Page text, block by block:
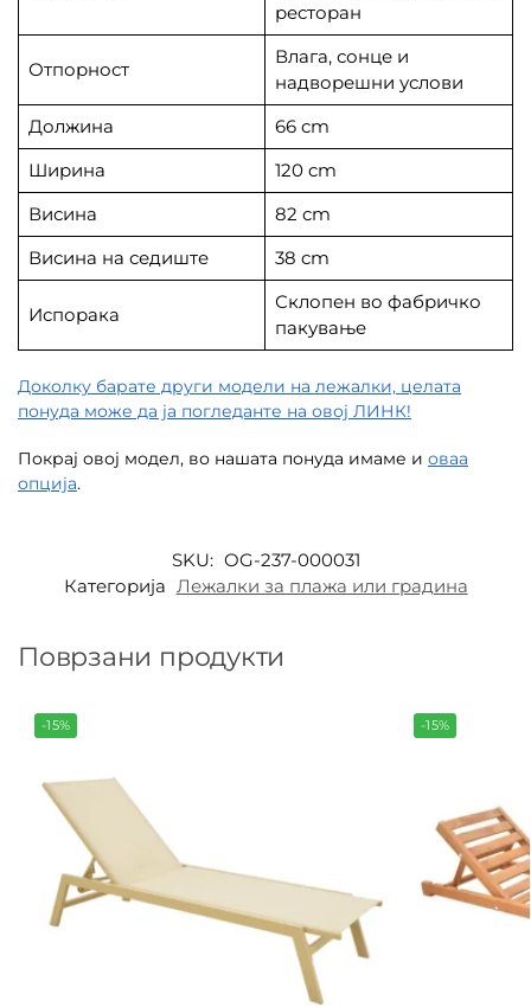
ресторан
Отпорност
Влага, сонце и
надворешни услови
Должина
66 cm
Ширина
120 cm
Висина
82 cm
Висина на седиште
38 cm
Испорака
Склопен во фабричко
пакување
Доколку барате други модели на лежалки, целата
понуда може да ја погледанте на овој ЛИНК!
Покрај овој модел, во нашата понуда имаме и оваа
опција.
SKU: OG-237-000031
Категорија Лежалки за плажа или градина
Поврзани продукти
-15% -15%